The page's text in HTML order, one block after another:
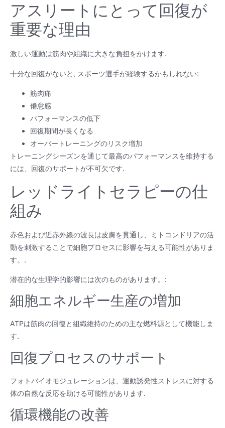
アスリートにとって回復が
重要な理由
激しい運動は筋肉や組織に大きな負担をかけます.
十分な回復がないと, スポーツ選手が経験するかもしれない:
筋肉痛
倦怠感
パフォーマンスの低下
回復期間が長くなる
オーバートレーニングのリスク増加
トレーニングシーズンを通じて最高のパフォーマンスを維持する
には、回復のサポートが不可欠です.
レッドライトセラピーの仕
組み
赤色および近赤外線の波長は皮膚を貫通し、ミトコンドリアの活
動を刺激することで細胞プロセスに影響を与える可能性がありま
す。.
潜在的な生理学的影響には次のものがあります。:
細胞エネルギー生産の増加
ATPは筋肉の回復と組織維持のための主な燃料源として機能しま
す.
回復プロセスのサポート
フォトバイオモジュレーションは、運動誘発性ストレスに対する
体の自然な反応を助ける可能性があります.
循環機能の改善